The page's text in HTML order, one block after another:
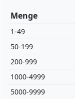
Menge
1-49
50-199
200-999
1000-4999
5000-9999